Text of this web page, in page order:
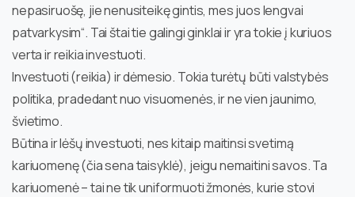
nepasiruošę, jie nenusiteikę gintis, mes juos lengvai
patvarkysim“. Tai štai tie galingi ginklai ir yra tokie į kuriuos
verta ir reikia investuoti.
Investuoti (reikia) ir dėmesio. Tokia turėtų būti valstybės
politika, pradedant nuo visuomenės, ir ne vien jaunimo,
švietimo.
Būtina ir lėšų investuoti, nes kitaip maitinsi svetimą
kariuomenę (čia sena taisyklė), jeigu nemaitini savos. Ta
kariuomenė – tai ne tik uniformuoti žmonės, kurie stovi